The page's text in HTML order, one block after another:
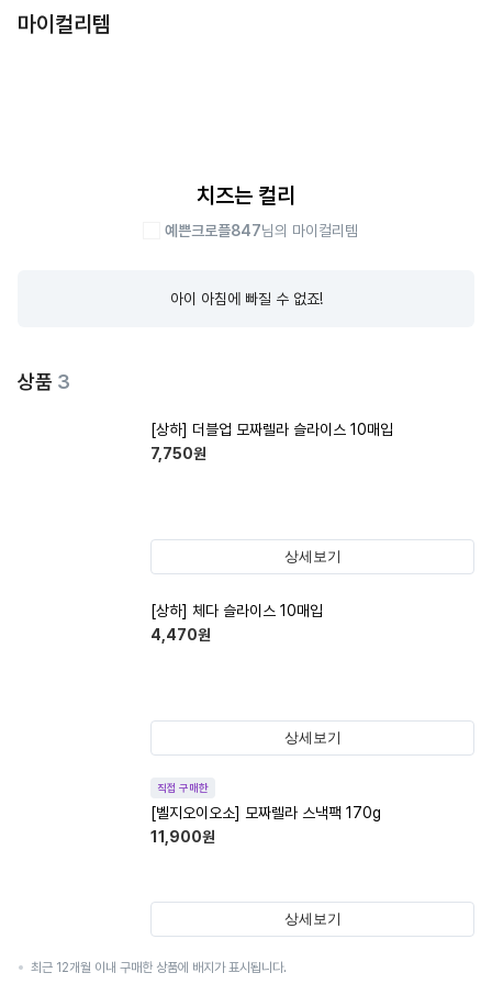
마이컬리템
치즈는 컬리
예쁜크로플847님의 마이컬리템
아이 아침에 빠질 수 없죠!
상품 3
[상하] 더블업 모짜렐라 슬라이스 10매입
7,750원
상세보기
[상하] 체다 슬라이스 10매입
4,470원
상세보기
직접 구매한
[벨지오이오소] 모짜렐라 스낵팩 170g
11,900원
상세보기
최근 12개월 이내 구매한 상품에 배지가 표시됩니다.